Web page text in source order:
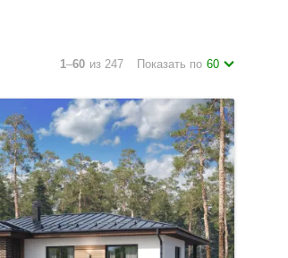
1–60 из 247 Показать по 60